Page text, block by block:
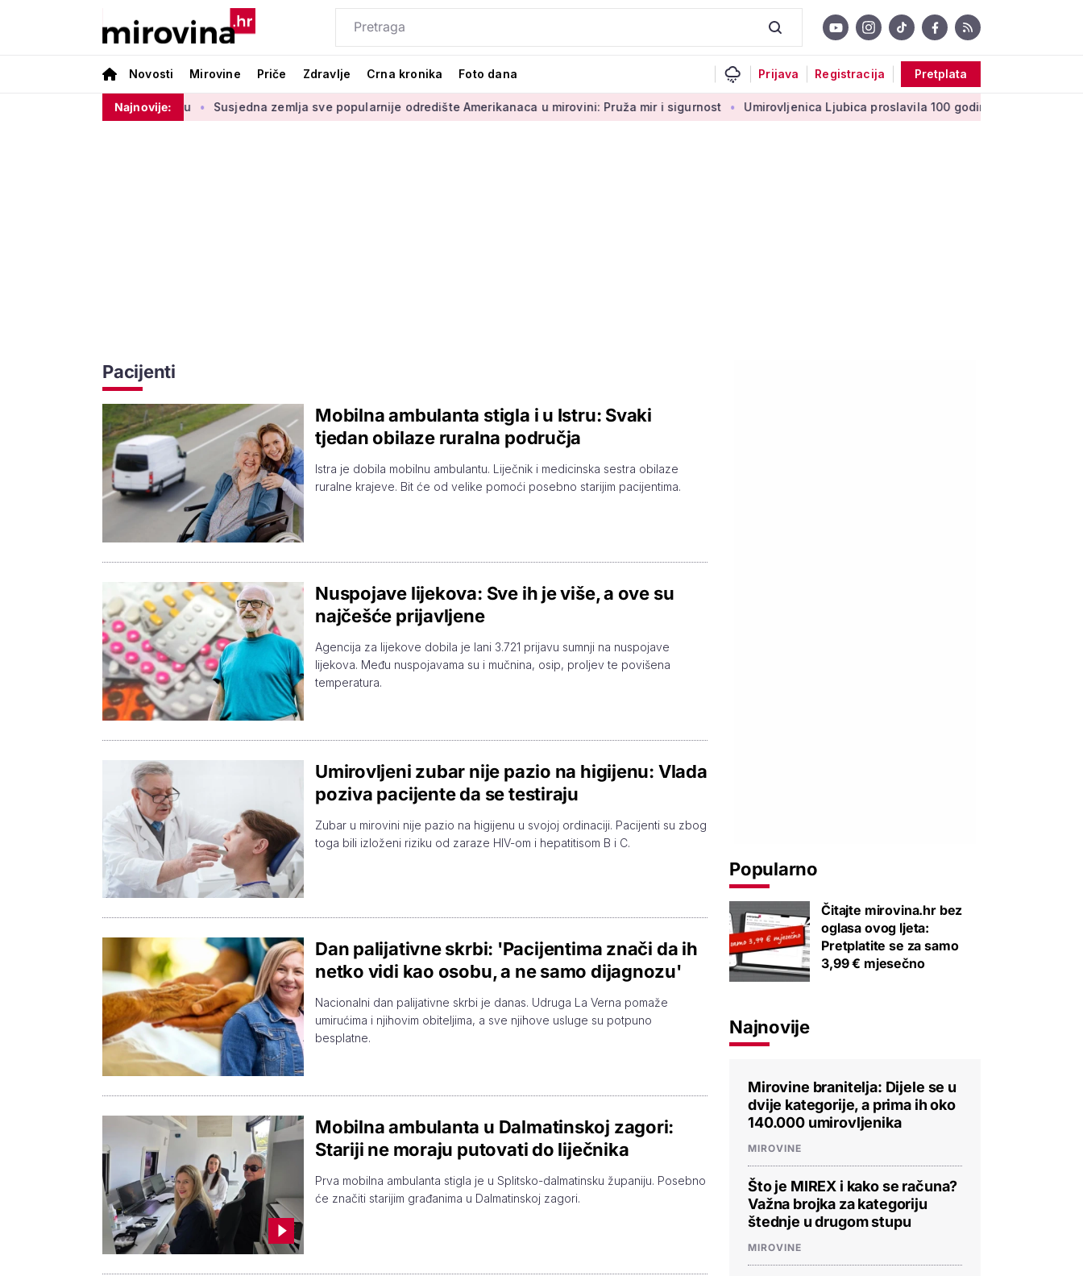
Novosti Mirovine Priče Zdravlje Crna kronika Foto dana Prijava Registracija Pretplata
Najnovije:
u drugom stupu Susjedna zemlja sve popularnije odredište Amerikanaca u mirovini: Pruža mir i sigurnost Umirovljenica Ljubica proslavila 100 godina: 'Stoljeće uspomena,
Pacijenti
Mobilna ambulanta stigla i u Istru: Svaki
tjedan obilaze ruralna područja
Istra je dobila mobilnu ambulantu. Liječnik i medicinska sestra obilaze
ruralne krajeve. Bit će od velike pomoći posebno starijim pacijentima.
Nuspojave lijekova: Sve ih je više, a ove su
najčešće prijavljene
Agencija za lijekove dobila je lani 3.721 prijavu sumnji na nuspojave
lijekova. Među nuspojavama su i mučnina, osip, proljev te povišena
temperatura.
Umirovljeni zubar nije pazio na higijenu: Vlada
poziva pacijente da se testiraju
Zubar u mirovini nije pazio na higijenu u svojoj ordinaciji. Pacijenti su zbog
toga bili izloženi riziku od zaraze HIV-om i hepatitisom B i C.
Dan palijativne skrbi: 'Pacijentima znači da ih
netko vidi kao osobu, a ne samo dijagnozu'
Nacionalni dan palijativne skrbi je danas. Udruga La Verna pomaže
umirućima i njihovim obiteljima, a sve njihove usluge su potpuno
besplatne.
Mobilna ambulanta u Dalmatinskoj zagori:
Stariji ne moraju putovati do liječnika
Prva mobilna ambulanta stigla je u Splitsko-dalmatinsku županiju. Posebno
će značiti starijim građanima u Dalmatinskoj zagori.
Popularno
Čitajte mirovina.hr bez
oglasa ovog ljeta:
Pretplatite se za samo
3,99 € mjesečno
Najnovije
Mirovine branitelja: Dijele se u
dvije kategorije, a prima ih oko
140.000 umirovljenika
MIROVINE
Što je MIREX i kako se računa?
Važna brojka za kategoriju
štednje u drugom stupu
MIROVINE